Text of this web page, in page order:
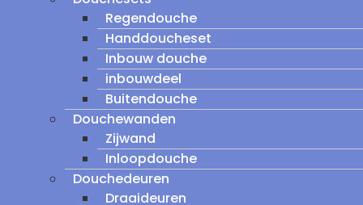
Regendouche
Handdoucheset
Inbouw douche
inbouwdeel
Buitendouche
Douchewanden
Zijwand
Inloopdouche
Douchedeuren
Draaideuren